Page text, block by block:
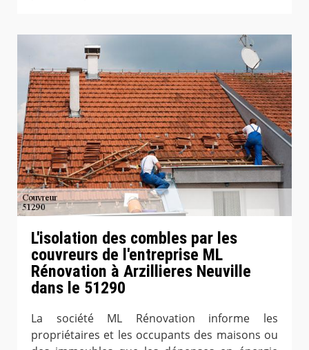
L'isolation des combles par les
couvreurs de l'entreprise ML
Rénovation à Arzillieres Neuville
dans le 51290
La société ML Rénovation informe les
propriétaires et les occupants des maisons ou